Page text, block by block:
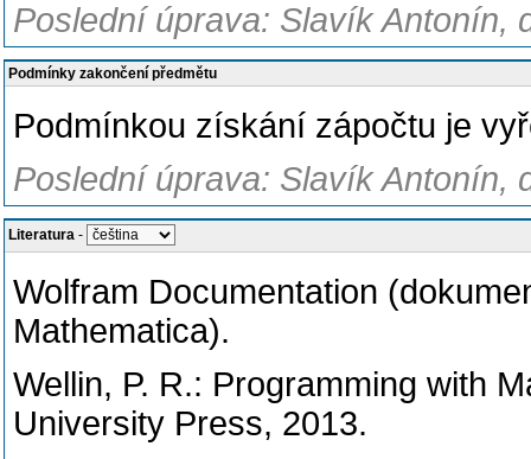
Poslední úprava: Slavík Antonín,
Podmínky zakončení předmětu
Podmínkou získání zápočtu je
Poslední úprava: Slavík Antonín,
Literatura -
Wolfram Documentation
Mathematica).
Wellin, P. R.: Programming with
University Press, 2013.